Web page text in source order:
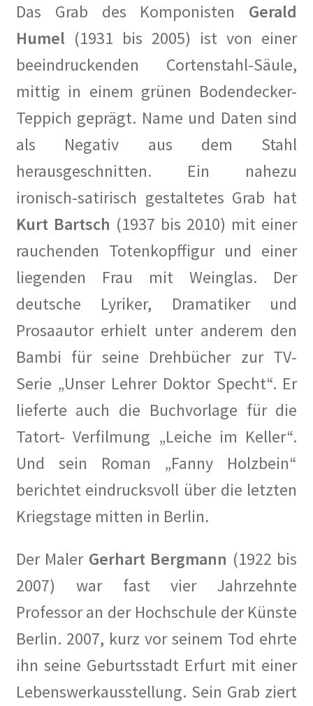
Das Grab des Komponisten Gerald
Humel (1931 bis 2005) ist von einer
beeindruckenden Cortenstahl-Säule,
mittig in einem grünen Bodendecker-
Teppich geprägt. Name und Daten sind
als Negativ aus dem Stahl
herausgeschnitten. Ein nahezu
ironisch-satirisch gestaltetes Grab hat
Kurt Bartsch (1937 bis 2010) mit einer
rauchenden Totenkopffigur und einer
liegenden Frau mit Weinglas. Der
deutsche Lyriker, Dramatiker und
Prosaautor erhielt unter anderem den
Bambi für seine Drehbücher zur TV-
Serie „Unser Lehrer Doktor Specht“. Er
lieferte auch die Buchvorlage für die
Tatort- Verfilmung „Leiche im Keller“.
Und sein Roman „Fanny Holzbein“
berichtet eindrucksvoll über die letzten
Kriegstage mitten in Berlin.
Der Maler Gerhart Bergmann (1922 bis
2007) war fast vier Jahrzehnte
Professor an der Hochschule der Künste
Berlin. 2007, kurz vor seinem Tod ehrte
ihn seine Geburtsstadt Erfurt mit einer
Lebenswerkausstellung. Sein Grab ziert